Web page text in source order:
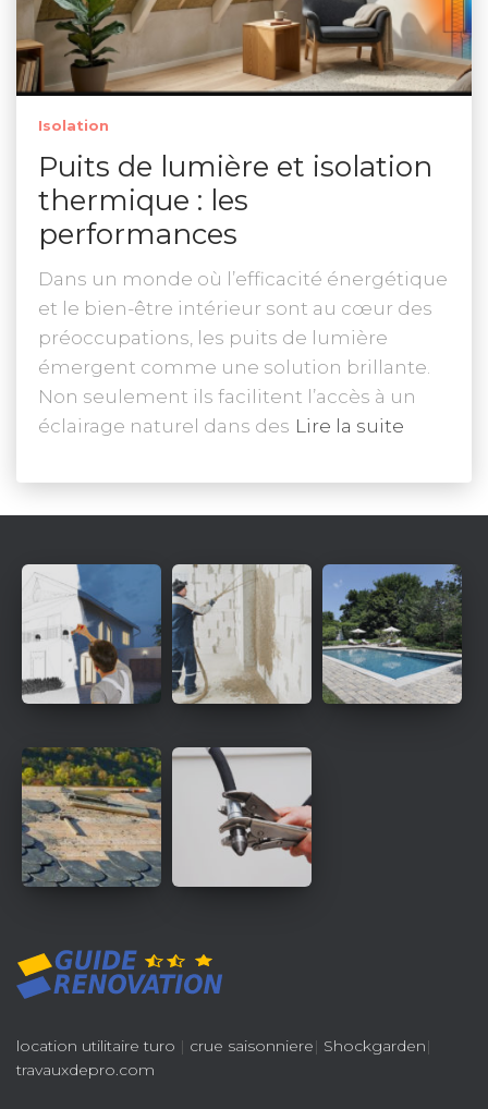
Isolation
Puits de lumière et isolation
thermique : les
performances
Dans un monde où l’efficacité énergétique
et le bien-être intérieur sont au cœur des
préoccupations, les puits de lumière
émergent comme une solution brillante.
Non seulement ils facilitent l’accès à un
éclairage naturel dans des Lire la suite
location utilitaire turo | crue saisonniere| Shockgarden|
travauxdepro.com